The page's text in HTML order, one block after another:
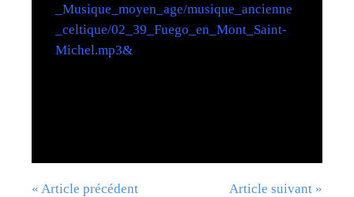
_Musique_moyen_age/musique_ancienne
_celtique/02_39_Fuego_en_Mont_Saint-
Michel.mp3&
« Article précédent Article suivant »